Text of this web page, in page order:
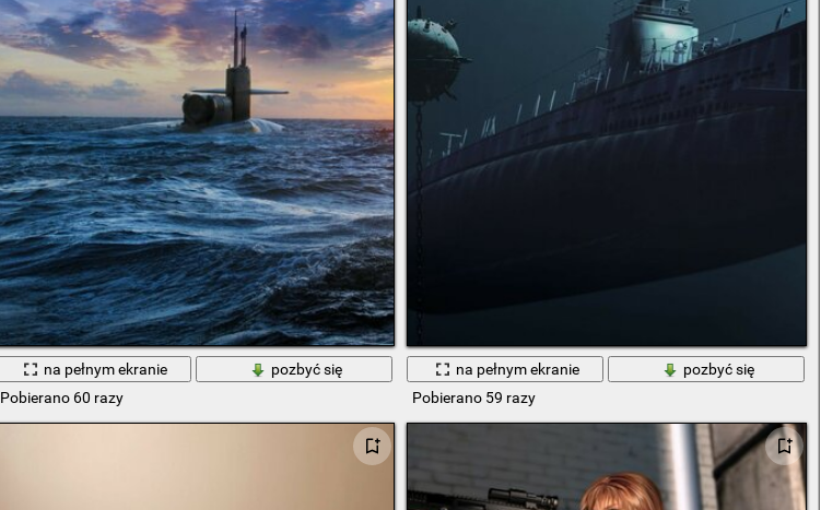
na pełnym ekranie
pozbyć się
Pobierano 60 razy
na pełnym ekranie
pozbyć się
Pobierano 59 razy